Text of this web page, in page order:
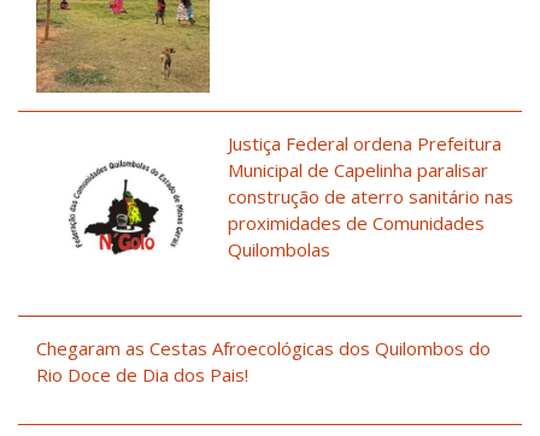
Justiça Federal ordena Prefeitura
Municipal de Capelinha paralisar
construção de aterro sanitário nas
proximidades de Comunidades
Quilombolas
Chegaram as Cestas Afroecológicas dos Quilombos do
Rio Doce de Dia dos Pais!